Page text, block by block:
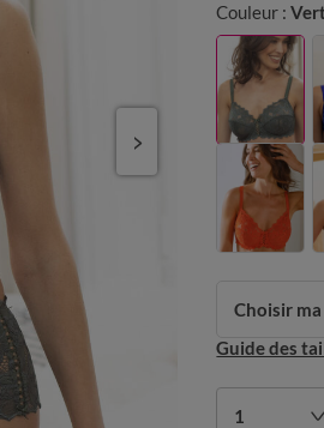
Couleur :
Choisir
Guide des
1